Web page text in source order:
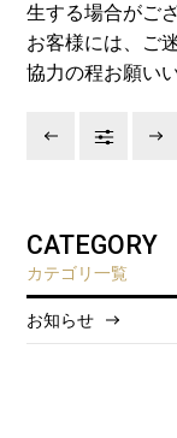
生する場合がご
お客様には、ご
協力の程お願い
CATEGORY
カテゴリ一覧
お知らせ